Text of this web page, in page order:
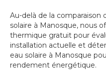
Au-delà de la comparaison
solaire à Manosque, nous
thermique gratuit pour
installation actuelle et
eau solaire à Manosque
rendement énergétique.